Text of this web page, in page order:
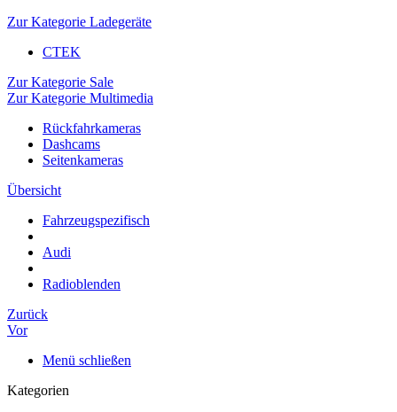
Zur Kategorie Ladegeräte
CTEK
Zur Kategorie Sale
Zur Kategorie Multimedia
Rückfahrkameras
Dashcams
Seitenkameras
Übersicht
Fahrzeugspezifisch
Audi
Radioblenden
Zurück
Vor
Menü schließen
Kategorien